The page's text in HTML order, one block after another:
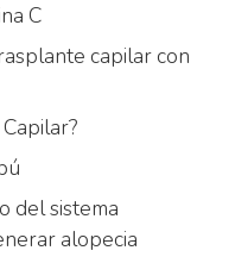
C
capilar con
del sistema
alopecia